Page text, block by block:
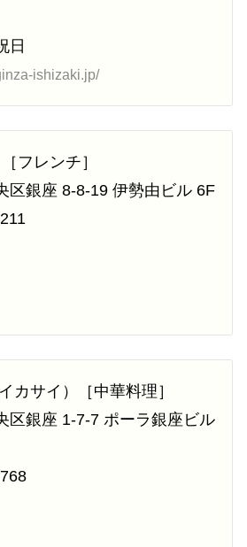
日
ishizaki.jp/
［フレンチ］
区銀座 8-8-19 伊勢由ビル 6F
イカサイ）［中華料理］
区銀座 1-7-7 ポーラ銀座ビル